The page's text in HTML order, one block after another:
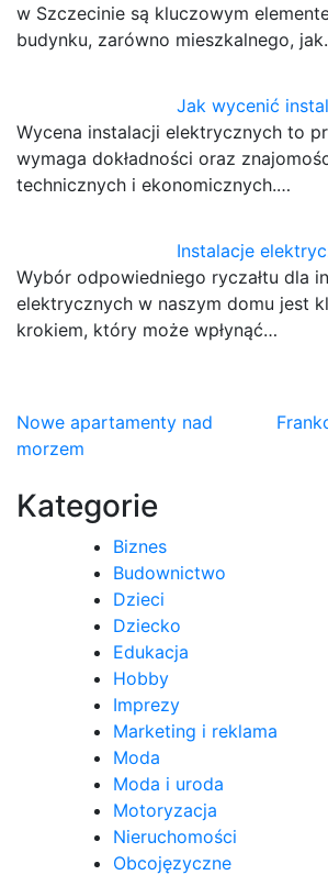
w Szczecinie są kluczowym
budynku, zarówno mieszkalnego,
Jak wycenić
Wycena instalacji elektrycznych to
wymaga dokładności oraz
technicznych i ekonomicznych.…
Instalacje
Wybór odpowiedniego ryczałtu dla
elektrycznych w naszym domu jest
krokiem, który może wpłynąć…
Nawigacja
wpisu
Nowe apartamenty nad
morzem
Kategorie
Biznes
Budownictwo
Dzieci
Dziecko
Edukacja
Hobby
Imprezy
Marketing i reklama
Moda
Moda i uroda
Motoryzacja
Nieruchomości
Obcojęzyczne